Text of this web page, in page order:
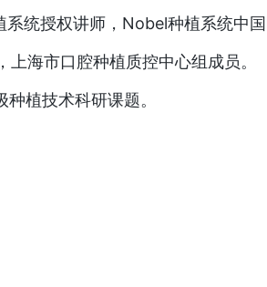
统授权讲师，Nobel种植系统中
海市口腔种植质控中心组成员。
植技术科研课题。